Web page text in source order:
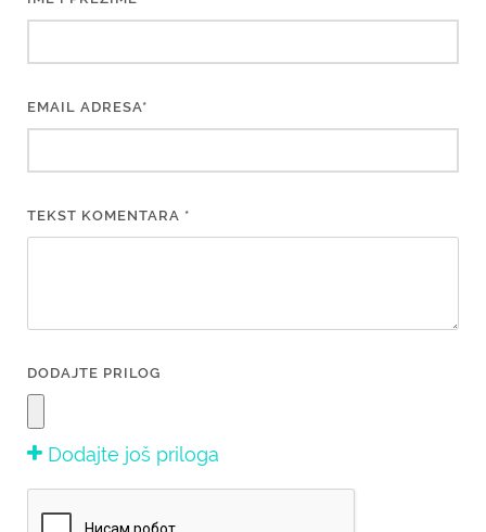
EMAIL ADRESA*
TEKST KOMENTARA *
DODAJTE PRILOG
Dodajte još priloga